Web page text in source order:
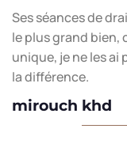
Ses séances de
le plus grand bien,
unique, je ne les
la différence.
mirouch khd